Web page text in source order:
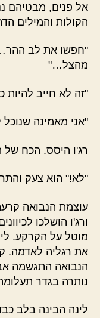
אל פנים, מבטיהם
הקולות והמילים
"חפשו את לב
מהצל…"
"זה לא חייב להיות
"אני מאמינה
רג'ו היסס. הכח של
"לא!" הוא צעק
עוצמת הנבואה
ורג'ו הושלכו
מוטל על הקרקע.
את רגליה לאדמה.
הנבואה התגשמה
נותרה בגדר
לינה הבינה בלב